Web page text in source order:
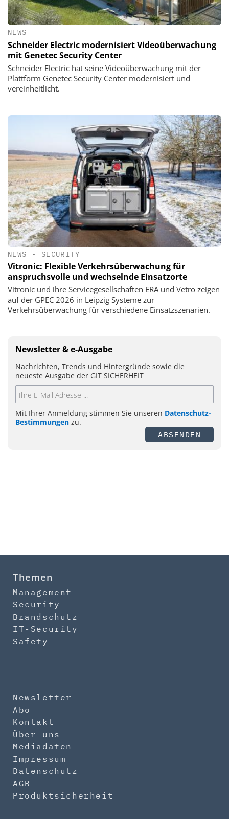
NEWS
Schneider Electric modernisiert Videoüberwachung
mit Genetec Security Center
Schneider Electric hat seine Videoüberwachung mit der
Plattform Genetec Security Center modernisiert und
vereinheitlicht.
NEWS • SECURITY
Vitronic: Flexible Verkehrsüberwachung für
anspruchsvolle und wechselnde Einsatzorte
Vitronic und ihre Servicegesellschaften ERA und Vetro zeigen
auf der GPEC 2026 in Leipzig Systeme zur
Verkehrsüberwachung für verschiedene Einsatzszenarien.
Newsletter & e-Ausgabe
Nachrichten, Trends und Hintergründe sowie die
neueste Ausgabe der GIT SICHERHEIT
Mit Ihrer Anmeldung stimmen Sie unseren Datenschutz-
Bestimmungen zu.
ABSENDEN
Themen
Management
Security
Brandschutz
IT-Security
Safety
Newsletter
Abo
Kontakt
Über uns
Mediadaten
Impressum
Datenschutz
AGB
Produktsicherheit